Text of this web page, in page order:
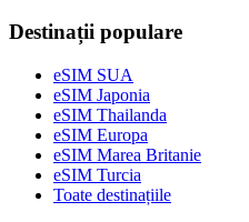
Destinații populare
eSIM SUA
eSIM Japonia
eSIM Thailanda
eSIM Europa
eSIM Marea Britanie
eSIM Turcia
Toate destinațiile